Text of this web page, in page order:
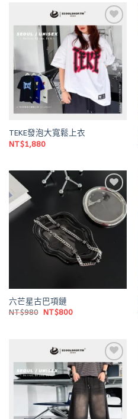
NT$800。
Add to
wishlist
TEKE發泡大寬鬆上衣
NT$1,880
Add to
六芒星古巴項鏈
NT$980 原
NT$800目
NT$800。
Add to
wishlist